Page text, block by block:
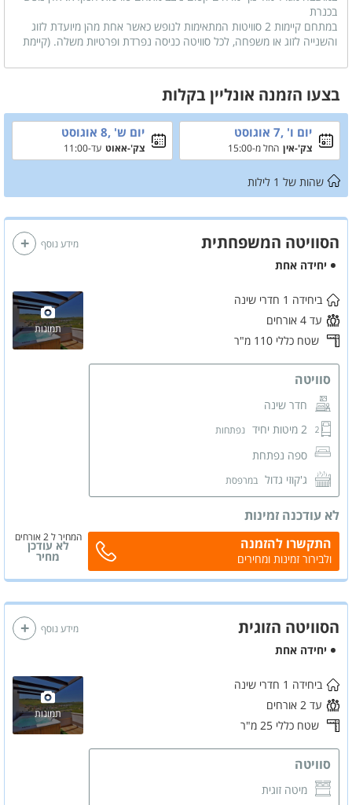
בכנרת
במתחם קיימות 2 סוויטות המתאימות לנופש כאשר אחת מהן מיועדת לזוג
והשנייה לזוג או משפחה, לכל סוויטה כניסה נפרדת ופרטיות משלה. (קיימת
כל סוויטה מאובזרת עם חדר רחצה פרטי, מטבח מאובזר, נוף מדהים ועוד.
קיימת אופציה לטיולים קסומים בכנרת ולספורט ימי (שאלו את בעל
המתחם)
בצעו הזמנה אונליין בקלות
יום ו' ,7 אוגוסט
צק'-אין החל מ-15:00
יום ש' ,8 אוגוסט
צק'-אאוט עד-11:00
שהות של 1 לילות
הסוויטה המשפחתית
יחידה אחת
תמונות
ביחידה 1 חדרי שינה
עד 4 אורחים
שטח כללי 110 מ"ר
סוויטה
חדר שינה
2 מיטות יחיד
נפתחות
ספה נפתחת
ג'קוזי גדול במרפסת
פינת אוכל
מרפסת שמש פינת ישיבה, נדנדה ומנגל
מיקרוגל
קומקום חשמלי
מסך LCD
מזגן
פינת ישיבה
ארונות לאחסון
שידות לאחסון
חדר רחצה פרטי
מידע נוסף
המחיר ל 2 אורחים
לא עודכנה זמינות
לא עודכן
מחיר
התקשרו להזמנה
ולבירור זמינות ומחירים
הסוויטה הזוגית
יחידה אחת
תמונות
ביחידה 1 חדרי שינה
עד 2 אורחים
שטח כללי 25 מ"ר
סוויטה
מיטה זוגית
מידע נוסף